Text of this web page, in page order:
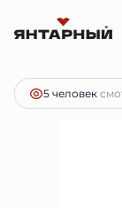
Студия30.72 м
5 человек